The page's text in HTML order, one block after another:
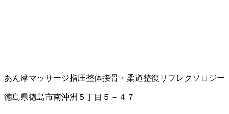
あん摩マッサージ指圧整体接骨・柔道整復 リフレクソロジー
徳島県徳島市南沖洲５丁目５－４７